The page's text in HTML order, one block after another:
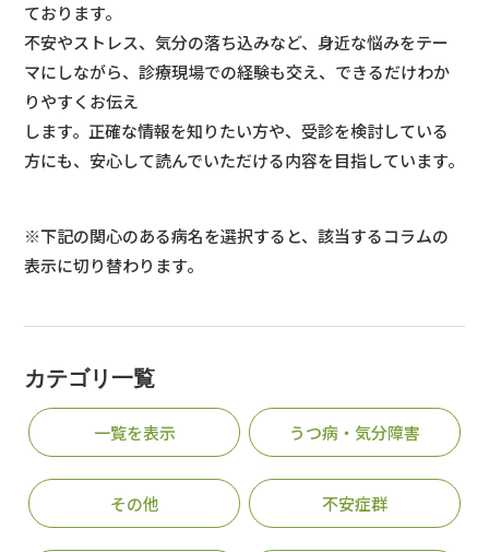
ております。
不安やストレス、気分の落ち込みなど、身近な悩みをテー
マにしながら、診療現場での経験も交え、できるだけわか
りやすくお伝え
します。正確な情報を知りたい方や、受診を検討している
方にも、安心して読んでいただける内容を目指しています。
※下記の関心のある病名を選択すると、該当するコラムの
表示に切り替わります。
カテゴリ一覧
一覧を表示 うつ病・気分障害
その他 不安症群